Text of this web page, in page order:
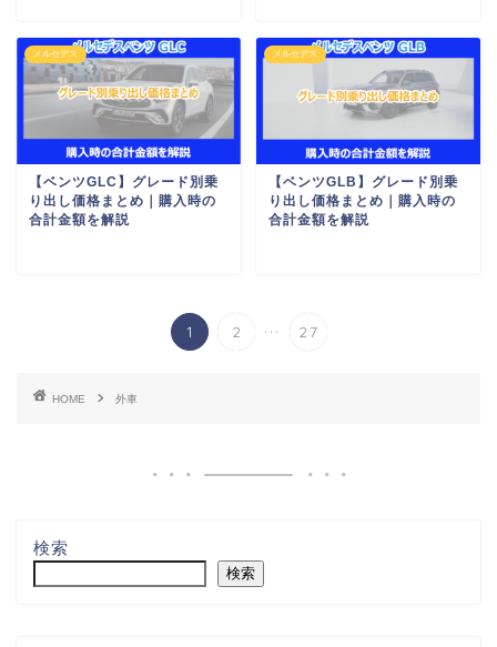
メルセデス
【ベンツGLC】グレード別乗
り出し価格まとめ｜購入時の
合計金額を解説
メルセデス
【ベンツGLB】グレード別乗
り出し価格まとめ｜購入時の
合計金額を解説
1 2 ... 27
HOME 外車
検索
検索